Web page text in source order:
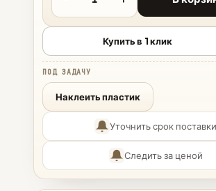
Купить в 1 клик
ПОД ЗАДАЧУ
Наклеить пластик
Уточнить срок поставки
Следить за ценой